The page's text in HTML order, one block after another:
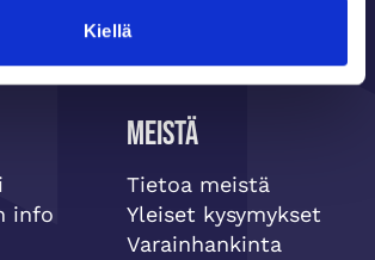
Kiellä
info
Meistä
Tietoa meistä
Yleiset kysymykset
Varainhankinta